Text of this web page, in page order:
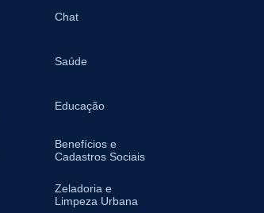
Chat
Saúde
Educação
Benefícios e
Cadastros Sociais
Zeladoria e
Limpeza Urbana